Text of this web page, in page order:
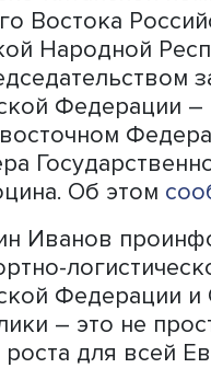
сессии 6-
Востока
Гоцина. Об